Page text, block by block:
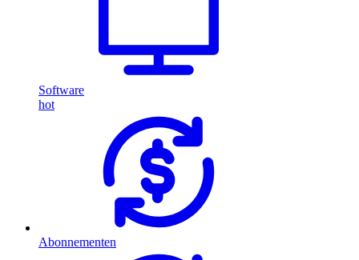
Software
hot
Abonnementen